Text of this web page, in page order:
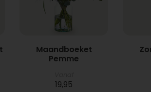
Maandboeket
Pemme
19,95